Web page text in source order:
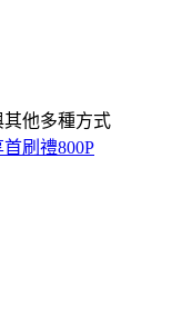
他多種方式
刷禮800P